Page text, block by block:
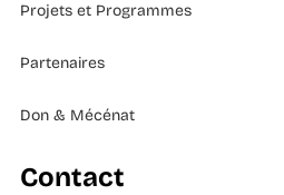
Projets et Programmes
Partenaires
Don & Mécénat
Contact